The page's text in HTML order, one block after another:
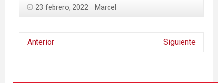
23 febrero, 2022 Marcel
Anterior Siguiente